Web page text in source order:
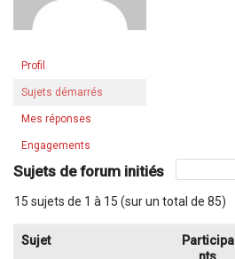
Profil
Sujets démarrés
Mes réponses
Engagements
Sujets de forum initiés
15 sujets de 1 à 15 (sur un total de 85)
Sujet
Participa